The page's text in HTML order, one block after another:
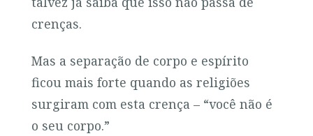
crenças.
Mas a separação de corpo e espírito
ficou mais forte quando as religiões
surgiram com esta crença – “você não é
o seu corpo.”